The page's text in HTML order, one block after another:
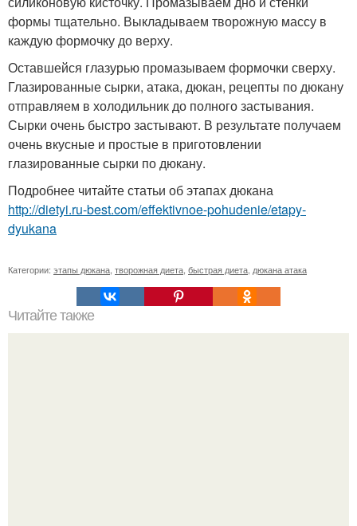
формы тщательно. Выкладываем творожную массу в
каждую формочку до верху.
Оставшейся глазурью промазываем формочки сверху.
Глазированные сырки, атака, дюкан, рецепты по дюкану
отправляем в холодильник до полного застывания.
Сырки очень быстро застывают. В результате получаем
очень вкусные и простые в приготовлении
глазированные сырки по дюкану.
Подробнее читайте статьи об этапах дюкана
http://dietyi.ru-best.com/effektivnoe-pohudenie/etapy-
dyukana
Категории: этапы дюкана творожная диета быстрая диета дюкана атака
Читайте также